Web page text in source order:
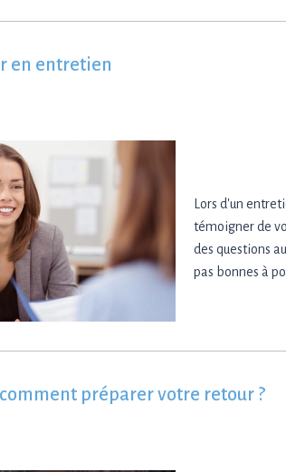
en entretien
Lors d'un
témoigner de
des questions
pas bonnes à
préparer votre retour ?